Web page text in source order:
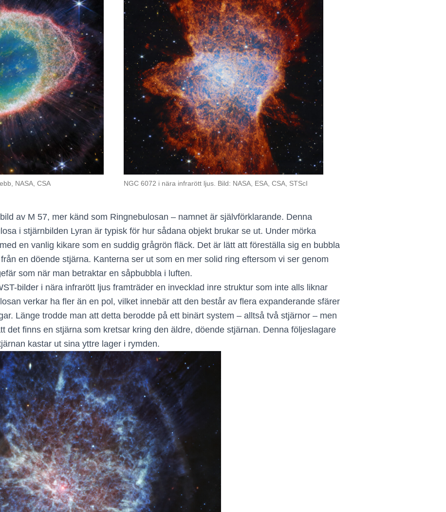
NASA, CSA NGC 6072 i nära infrarött ljus. Bild: NASA, ESA, CSA, STScI
av M 57, mer känd som Ringnebulosan – namnet är självförklarande. Denna
i stjärnbilden Lyran är typisk för hur sådana objekt brukar se ut. Under mörka
en vanlig kikare som en suddig grågrön fläck. Det är lätt att föreställa sig en bubbla
en döende stjärna. Kanterna ser ut som en mer solid ring eftersom vi ser genom
som när man betraktar en såpbubbla i luften.
bilder i nära infrarött ljus framträder en invecklad inre struktur som inte alls liknar
verkar ha fler än en pol, vilket innebär att den består av flera expanderande sfärer
Länge trodde man att detta berodde på ett binärt system – alltså två stjärnor – men
det finns en stjärna som kretsar kring den äldre, döende stjärnan. Denna följeslagare
kastar ut sina yttre lager i rymden.